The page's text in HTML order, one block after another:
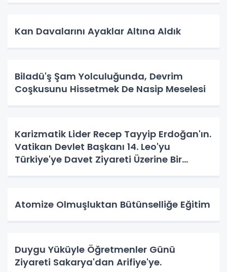
Kan Davalarını Ayaklar Altına Aldık
Biladü'ş Şam Yolculuğunda, Devrim
Coşkusunu Hissetmek De Nasip Meselesi
Karizmatik Lider Recep Tayyip Erdoğan'ın.
Vatikan Devlet Başkanı 14. Leo'yu
Türkiye'ye Davet Ziyareti Üzerine Bir
Atomize Olmuşluktan Bütünselliğe Eğitim
Duygu Yüküyle Öğretmenler Günü
Ziyareti Sakarya'dan Arifiye'ye.